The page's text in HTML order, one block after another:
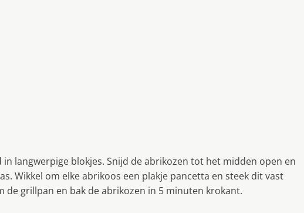
in langwerpige blokjes. Snijd de abrikozen tot het midden open en
Wikkel om elke abrikoos een plakje pancetta en steek dit vast
de grillpan en bak de abrikozen in 5 minuten krokant.